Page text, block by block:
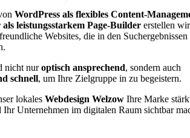
WordPress als flexibles Content-
leistungsstarkem Page-Builder erstellen
Websites, die in den
nicht nuroptisch ansprechend, sondern auch
schnell, um Ihre Zielgruppe in zu begeistern.
lokales Webdesign Welzow Ihre Marke
Ihr Unternehmen im digitalen Raum sichtbar